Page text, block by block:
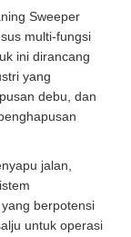
Sweeper
multi-fungsi
ini dirancang
yang
debu, dan
jalan,
berpotensi
untuk operasi